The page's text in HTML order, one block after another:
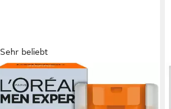
Sehr beliebt
L'ORÉAL PARIS MEN EXPERT
Gesichtsgel HYDRA ENERGY 24H
ANTI-MÜDIGKEIT KÜHLENDES GEL